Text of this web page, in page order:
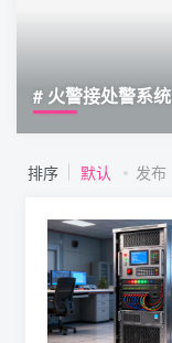
# 火警接处警系统
排序 默认 发布